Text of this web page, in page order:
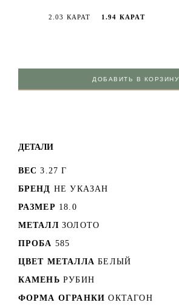
2.03 КАРАТ 1.94 КАРАТ
ДОБАВИТЬ В КОРЗИНУ
ДЕТАЛИ
ВЕС 3.27 Г
БРЕНД НЕ УКАЗАН
РАЗМЕР 18.0
МЕТАЛЛ ЗОЛОТО
ПРОБА 585
ЦВЕТ МЕТАЛЛА БЕЛЫЙ
КАМЕНЬ РУБИН
ФОРМА ОГРАНКИ ОКТАГОН